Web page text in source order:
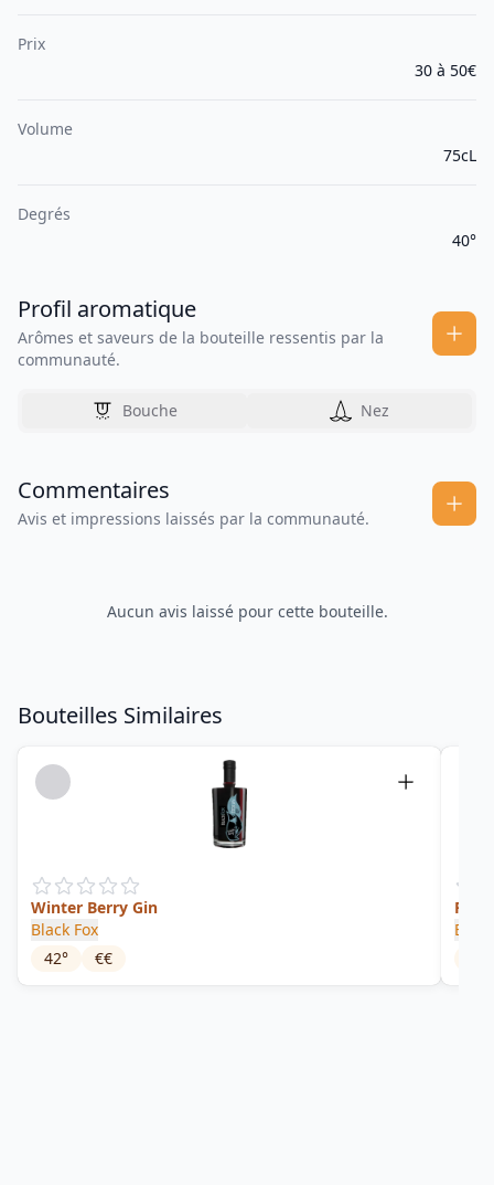
Prix
30 à 50€
Volume
75cL
Degrés
40°
Profil aromatique
Arômes et saveurs de la bouteille ressentis par la
communauté.
Bouche Nez
Commentaires
Avis et impressions laissés par la communauté.
Aucun avis laissé pour cette bouteille.
Bouteilles Similaires
Winter Berry Gin
Black Fox
42° €€